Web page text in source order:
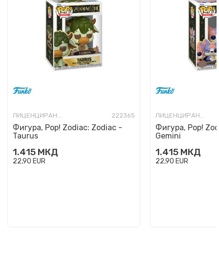
ЛИЦЕНЦИРАНИ ФИГУРИ И СЕТОВИ 222365
Фигура, Pop! Zodiac: Zodiac -
Taurus
1.415 МКД
22,90 EUR
ЛИЦЕНЦИРАНИ ФИГУРИ И СЕТОВИ
Фигура, Pop!
Gemini
1.415 МКД
22,90 EUR